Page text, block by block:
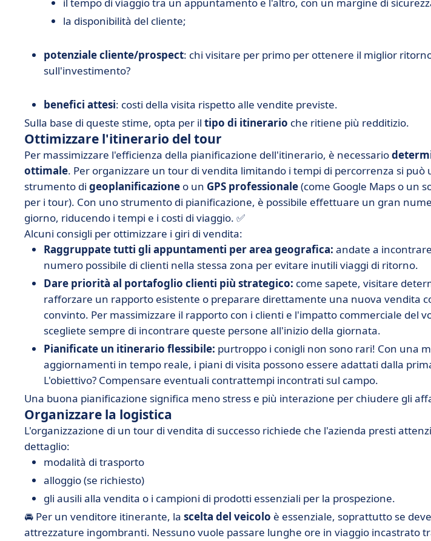
la disponibilità del cliente;
potenziale cliente/prospect: chi visitare per primo per ottenere il miglior
sull'investimento?
benefici attesi: costi della visita rispetto alle vendite previste.
Sulla base di queste stime, opta per il tipo di itinerario che ritiene più redditizio.
Ottimizzare l'itinerario del tour
Per massimizzare l'efficienza della pianificazione dell'itinerario, è necessario
ottimale. Per organizzare un tour di vendita limitando i tempi di percorrenza si può
strumento di geoplanificazione o un GPS professionale(come Google Maps o un
per i tour). Con uno strumento di pianificazione, è possibile effettuare un gran
giorno, riducendo i tempi e i costi di viaggio. ✅
Alcuni consigli per ottimizzare i giri di vendita:
Raggruppate tutti gli appuntamenti per area geografica: andate a
numero possibile di clienti nella stessa zona per evitare inutili viaggi di ritorno.
Dare priorità al portafoglio clienti più strategico: come sapete, visitare
rafforzare un rapporto esistente o preparare direttamente una nuova vendita
convinto. Per massimizzare il rapporto con i clienti e l'impatto commerciale del
scegliete sempre di incontrare queste persone all'inizio della giornata.
Pianificate un itinerario flessibile: purtroppo i conigli non sono rari! Con una
aggiornamenti in tempo reale, i piani di visita possono essere adattati dalla
L'obiettivo? Compensare eventuali contrattempi incontrati sul campo.
Una buona pianificazione significa meno stress e più interazione per chiudere gli
Organizzare la logistica
L'organizzazione di un tour di vendita di successo richiede che l'azienda presti
dettaglio:
modalità di trasporto
alloggio (se richiesto)
gli ausili alla vendita o i campioni di prodotti essenziali per la prospezione.
🚘 Per un venditore itinerante, la scelta del veicolo è essenziale, soprattutto se
attrezzature ingombranti. Nessuno vuole passare lunghe ore in viaggio incastrato